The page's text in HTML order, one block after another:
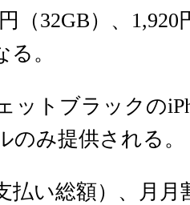
（32GB）、1,920
。
トブラックの
のみ提供される。
い総額）、月月